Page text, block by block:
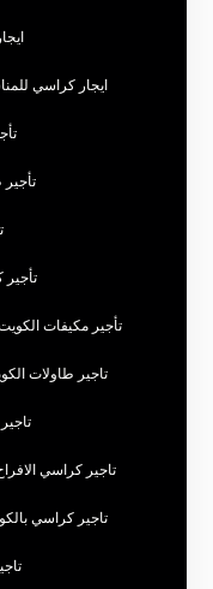
ايجار كراسي
تأجير مكيفات
تاجير طاولات
تاجير كراسي
تاجير كراسي